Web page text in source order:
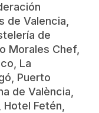
de Valencia,
de
Morales Chef,
La
Puerto
de València,
Fetén,